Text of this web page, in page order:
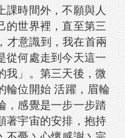
時間外，不願與人
的世界裡，直至第三
才意識到，我在首兩
從何處走到今天這一
我」。第三天後，微
輪位開始 活躍，眉輪
，感覺是一步一步踏
著宇宙的安排，抱持